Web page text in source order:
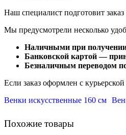
Наш специалист подготовит
Мы предусмотрели несколько
Наличными при
Банковской картой —
Безналичным переводом
Если заказ оформлен с
Венки искусственные 160 см
Похожие товары